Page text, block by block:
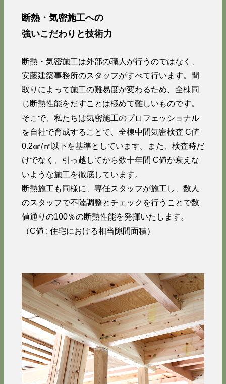
断熱・気密施工への
強いこだわりと技術力
断熱・気密施工は外部の職人が行うのではなく、
安藤建築事務所のスタッフがすべて行います。間
取りによって施工の難易度が変わるため、全棟同
じ断熱性能をだすことは極めて難しいものです。
そこで、私たちは気密施工のプロフェッショナル
を自社で育成することで、全棟中間気密検査 C値
0.2㎠/㎡以下を基準としています。また、検査時だ
けでなく、引っ越してから数十年間 C値が衰えな
いような施工を徹底しています。
断熱施工も同様に、専任スタッフが施工し、数人
のスタッフで不陸調整とチェックを行うことで数
値通りの100％の断熱性能を発揮いたします。
（C値 : 住宅における相当隙間面積）